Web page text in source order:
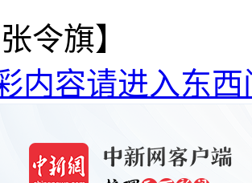
令旗】
内容请进入东西